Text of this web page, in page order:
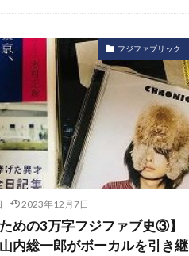
フジファブリック
2023年12月7日
めの3万字フジファブ史③】
内総一郎がボーカルを引き継